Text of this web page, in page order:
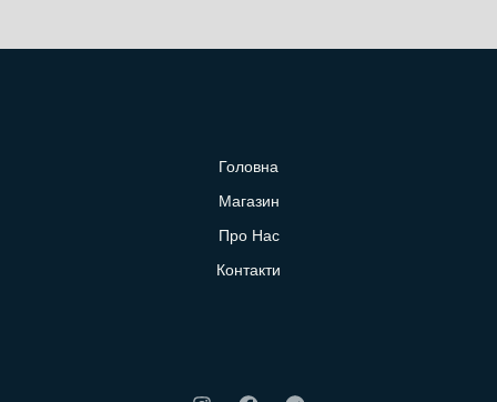
Головна
Магазин
Про Нас
Контакти